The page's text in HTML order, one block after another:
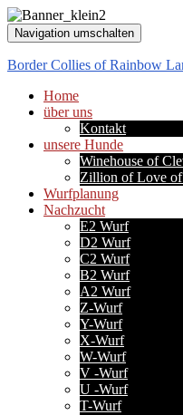
Navigation umschalten
Border Collies of Rainbow
Home
über uns
Kontakt
unsere Hunde
Winehouse of
Zillion of Love of
Wurfplanung
Nachzucht
E2 Wurf
D2 Wurf
C2 Wurf
B2 Wurf
A2 Wurf
Z-Wurf
Y-Wurf
X-Wurf
W-Wurf
V -Wurf
U -Wurf
T-Wurf